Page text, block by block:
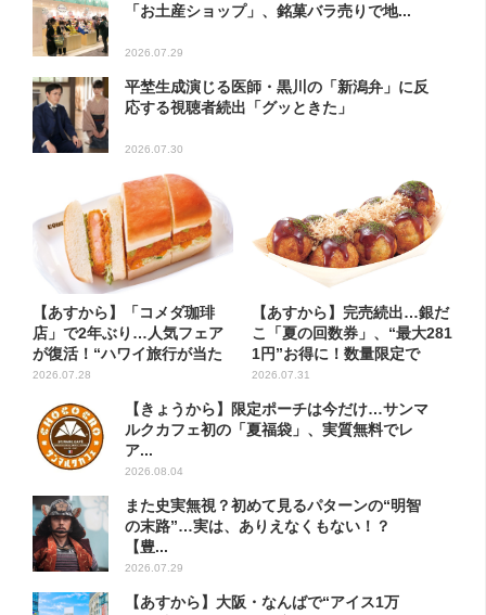
「お土産ショップ」、銘菓バラ売りで地...
2026.07.29
平埜生成演じる医師・黒川の「新潟弁」に反
応する視聴者続出「グッときた」
2026.07.30
【あすから】「コメダ珈琲
店」で2年ぶり…人気フェア
が復活！“ハワイ旅行が当た
る”...
2026.07.28
【あすから】完売続出…銀だ
こ「夏の回数券」、“最大281
1円”お得に！数量限定で
2026.07.31
【きょうから】限定ポーチは今だけ…サンマ
ルクカフェ初の「夏福袋」、実質無料でレ
ア...
2026.08.04
また史実無視？初めて見るパターンの“明智
の末路”…実は、ありえなくもない！？
【豊...
2026.07.29
【あすから】大阪・なんばで“アイス1万